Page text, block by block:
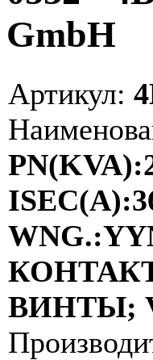
GmbH
Артикул:
ВИНТЫ;